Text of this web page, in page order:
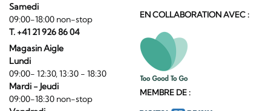
Samedi
09:00-18:00 non-stop
T. +41 21 926 86 04
Magasin Aigle
Lundi
09:00- 12:30, 13:30 - 18:30
Mardi - Jeudi
09:00-18:30 non-stop
EN COLLABORATION AVEC :
MEMBRE DE :